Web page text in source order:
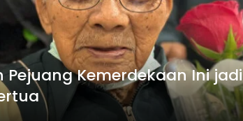
Pejuang Kemerdekaan Ini jadi